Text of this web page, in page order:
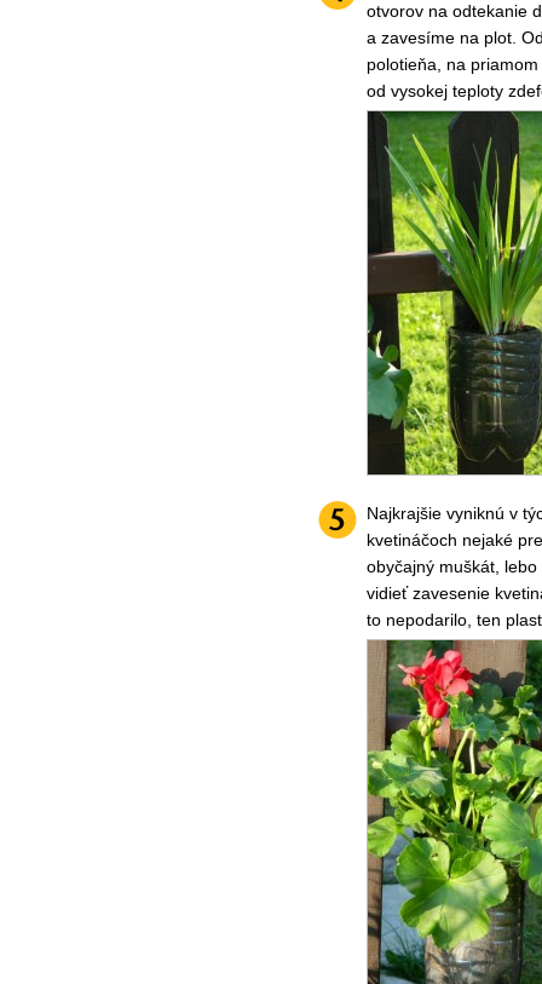
otvorov na odtekanie
a zavesíme na plot.
polotieňa, na
od vysokej teploty
Najkrajšie vyniknú v
kvetináčoch nejaké
obyčajný muškát,
vidieť zavesenie
to nepodarilo, ten